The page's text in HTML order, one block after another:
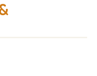
zorg nodig
te Leopoldsburg
om uw leven
woonzorgcentrum.